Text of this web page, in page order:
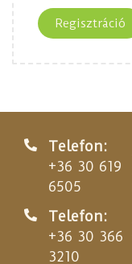
Regisztráció
Telefon:
+36 30 619
6505
Telefon:
+36 30 366
3210